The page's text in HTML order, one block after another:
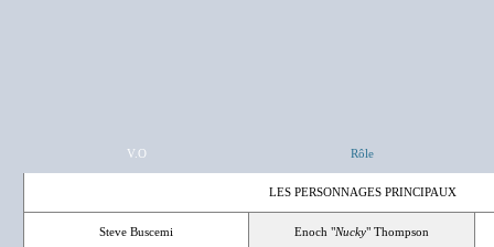
V.O Rôle
LES PERSONNAGES PRINCIPAUX
Steve Buscemi Enoch "Nucky" Thompson